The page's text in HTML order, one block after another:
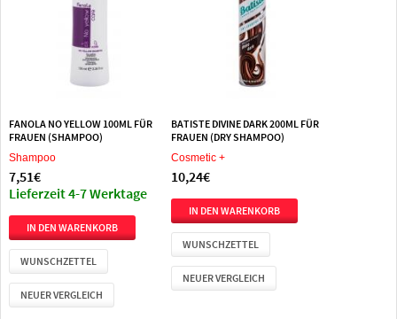
FANOLA NO YELLOW 100ML FÜR
FRAUEN (SHAMPOO)
Shampoo
7,51€
Lieferzeit 4-7 Werktage
WUNSCHZETTEL
NEUER VERGLEICH
BATISTE DIVINE DARK 200ML FÜR
FRAUEN (DRY SHAMPOO)
Cosmetic +
10,24€
WUNSCHZETTEL
NEUER VERGLEICH